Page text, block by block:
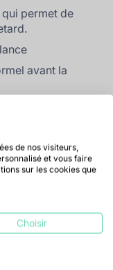
permet de
avant la
le choix entre
de la pré-
du mail ou
l’on
de nos visiteurs,
et vous faire
sur les cookies que
Choisir